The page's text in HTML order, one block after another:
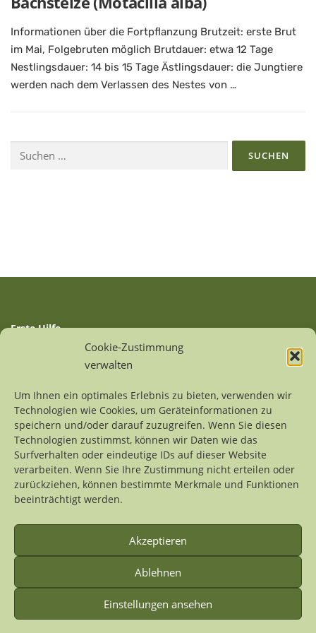
Cookie-Zustimmung
verwalten
Um Ihnen ein optimales Erlebnis zu bieten, verwenden wir
Technologien wie Cookies, um Geräteinformationen zu
speichern und/oder darauf zuzugreifen. Wenn Sie diesen
Technologien zustimmst, können wir Daten wie das
Surfverhalten oder eindeutige IDs auf dieser Website
verarbeiten. Wenn Sie Ihre Zustimmung nicht erteilen oder
zurückziehen, können bestimmte Merkmale und Funktionen
beeinträchtigt werden.
Akzeptieren
Ablehnen
Einstellungen ansehen
Informationen über die Fortpflanzung Brutzeit: erste Brut
im Mai, Folgebruten möglich Brutdauer: etwa 12 Tage
Nestlingsdauer: 14 bis 15 Tage Ästlingsdauer: die Jungtiere
werden nach dem Verlassen des Nestes von …
nach:
Erste Hilfe
Auffangstationen
Kontakt
Impressum
Datenschutzerklärung
Alle Inhalte dieses Internetprojekts sind urheberrechtlich
geschützt. Wer Grafiken, Fotos oder Texte weiterverwenden
Copyright © 2026 Wildvogelhilfe.org–OnePressTheme von